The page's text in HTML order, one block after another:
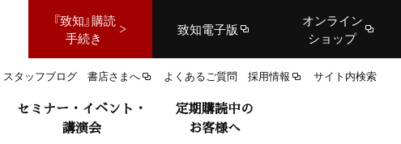
『致知』購読
手続き
致知電子版
オンライン
ショップ
スタッフブログ 書店さまへ よくあるご質問 採用情報 サイト内検索
セミナー・イベント・
講演会
定期購読中の
お客様へ